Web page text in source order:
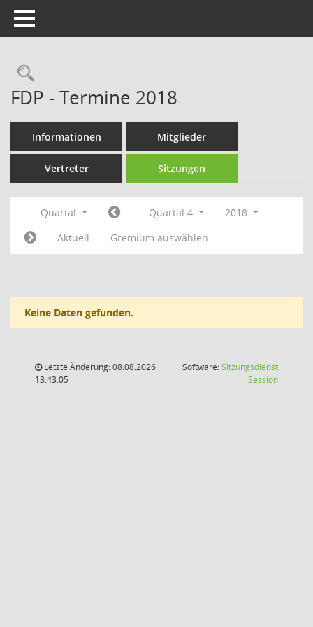
Toggle navigation
Rechercheauswahl
FDP - Termine 2018
Informationen Mitglieder
Vertreter Sitzungen
Quartal Quartal 4
2018
Aktuell
Gremium auswählen
Keine Daten gefunden.
Letzte Änderung: 08.08.2026
13:43:05
Software:Sitzungsdienst
Session(Wird in